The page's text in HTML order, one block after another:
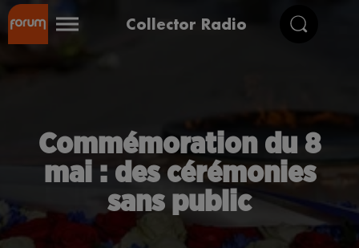
Collector Radio
Commémoration du 8
mai : des cérémonies
sans public